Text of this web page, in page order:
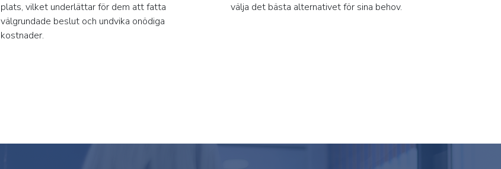
plats, vilket underlättar för dem att fatta
välgrundade beslut och undvika onödiga
kostnader.
välja det bästa alternativet för sina behov.